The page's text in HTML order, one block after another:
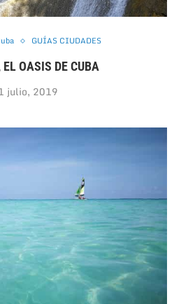
GUÍAS CIUDADES
EL OASIS DE CUBA
julio, 2019